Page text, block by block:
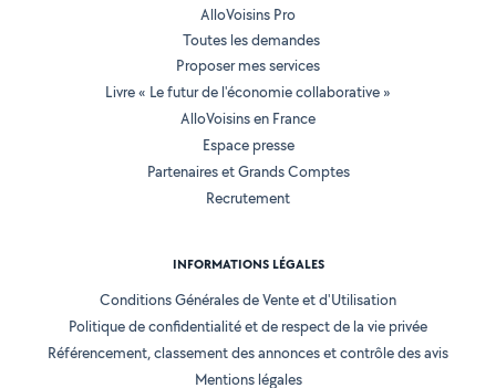
AlloVoisins Pro
Toutes les demandes
Proposer mes services
Livre « Le futur de l'économie collaborative »
AlloVoisins en France
Espace presse
Partenaires et Grands Comptes
Recrutement
INFORMATIONS LÉGALES
Conditions Générales de Vente et d'Utilisation
Politique de confidentialité et de respect de la vie privée
Référencement, classement des annonces et contrôle des avis
Mentions légales